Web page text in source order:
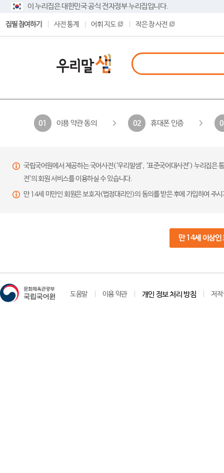
이 누리집은 대한민국 공식 전자정부 누리집입니다.
집필 참여하기 사전 통계 어휘 지도 작은 창 사전
01 이용 약관 동의 02 휴대폰 인증
국립국어원에서 제공하는 국어사전(‘우리말샘’, ‘표준국어대사전’) 누리집
전’의 회원 서비스를 이용하실 수 있습니다.
만 14세 미만인 회원은 보호자(법정대리인)의 동의를 받은 후에 가입하여 주
만 14세 이상인
도움말 이용 약관 개인 정보 처리 방침 저